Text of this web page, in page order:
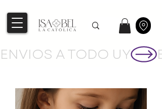
ENVIOS A TODO UY